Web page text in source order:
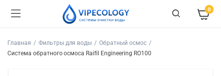
0
Главная Фильтры для воды
Обратный осмос
Система обратного осмоса Raifil Engineering RO100